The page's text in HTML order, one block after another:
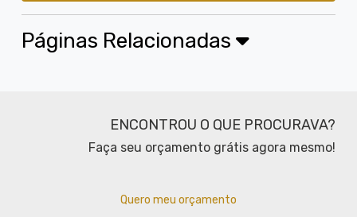
Páginas Relacionadas
ENCONTROU O QUE PROCURAVA?
Faça seu orçamento grátis agora mesmo!
Quero meu orçamento